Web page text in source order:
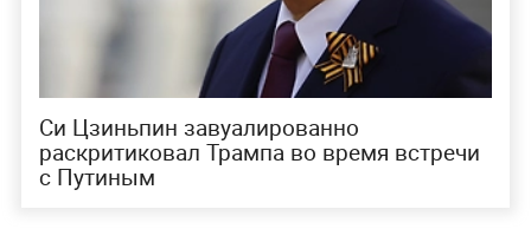
Си Цзиньпин завуалированно
раскритиковал Трампа во время встречи
с Путиным